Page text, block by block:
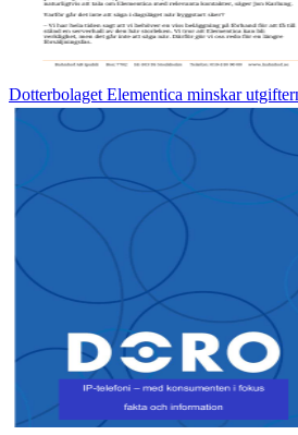
Dotterbolaget Elementica minskar